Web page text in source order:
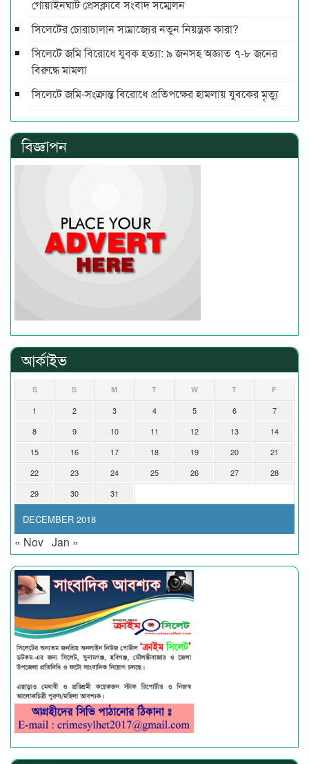
গোয়াইনঘাট প্রেসক্লাবে সংবাদ সম্মেলন
সিলেটের চোরাচালান সাম্রাজ্যের নতুন নিয়ন্ত্রক কারা?
সিলেটে জমি বিরোধে যুবক হত্যা: ৯ জনসহ অজ্ঞাত ৭-৮ জনের
বিরুদ্ধে মামলা
সিলেটে জমি-সংক্রান্ত বিরোধে প্রতিপক্ষের হামলায় যুবকের মৃত্যু
বিজ্ঞাপন
আর্কাইভ
DECEMBER 2018
S S M T W T F
1 2 3 4 5 6
7
8
9 10 11 12 13
14
15
16 17 18 19 20
21
22
23 24 25 26 27
28
29
30 31
« Nov Jan »